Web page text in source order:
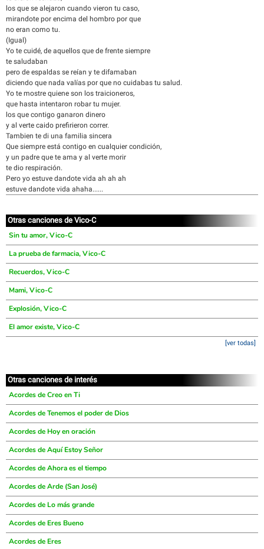
los que se alejaron cuando vieron tu caso,
mirandote por encima del hombro por que
no eran como tu.
(Igual)
Yo te cuidé, de aquellos que de frente siempre
te saludaban
pero de espaldas se reían y te difamaban
diciendo que nada valías por que no cuidabas tu salud.
Yo te mostre quiene son los traicioneros,
que hasta intentaron robar tu mujer.
los que contigo ganaron dinero
y al verte caido prefirieron correr.
Tambien te di una familia sincera
Que siempre está contigo en cualquier condición,
y un padre que te ama y al verte morir
te dio respiración.
Pero yo estuve dandote vida ah ah ah
estuve dandote vida ahaha......
Otras canciones de Vico-C
Sin tu amor, Vico-C
La prueba de farmacia, Vico-C
Recuerdos, Vico-C
Mami, Vico-C
Explosión, Vico-C
El amor existe, Vico-C
[ver todas]
Otras canciones de interés
Acordes de Creo en Ti
Acordes de Tenemos el poder de Dios
Acordes de Hoy en oración
Acordes de Aquí Estoy Señor
Acordes de Ahora es el tiempo
Acordes de Arde (San José)
Acordes de Lo más grande
Acordes de Eres Bueno
Acordes de Eres